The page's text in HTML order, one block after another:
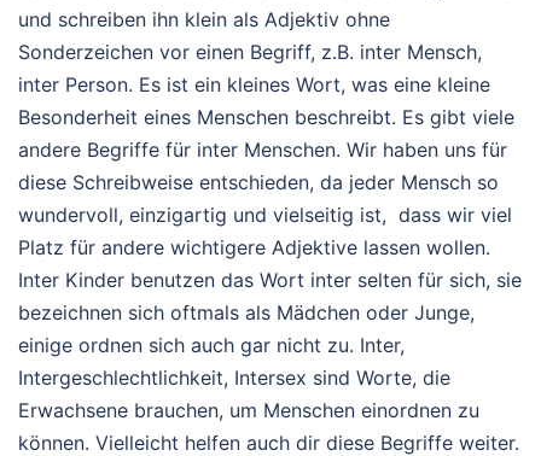
und schreiben ihn klein als Adjektiv ohne
Sonderzeichen vor einen Begriff, z.B. inter Mensch,
inter Person. Es ist ein kleines Wort, was eine kleine
Besonderheit eines Menschen beschreibt. Es gibt viele
andere Begriffe für inter Menschen. Wir haben uns für
diese Schreibweise entschieden, da jeder Mensch so
wundervoll, einzigartig und vielseitig ist, dass wir viel
Platz für andere wichtigere Adjektive lassen wollen.
Inter Kinder benutzen das Wort inter selten für sich, sie
bezeichnen sich oftmals als Mädchen oder Junge,
einige ordnen sich auch gar nicht zu. Inter,
Intergeschlechtlichkeit, Intersex sind Worte, die
Erwachsene brauchen, um Menschen einordnen zu
können. Vielleicht helfen auch dir diese Begriffe weiter.